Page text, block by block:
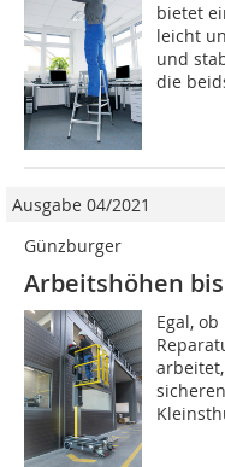
bietet
leicht
und
die
Ausgabe 04/2021
Günzburger
Arbeitshöhen
Egal,